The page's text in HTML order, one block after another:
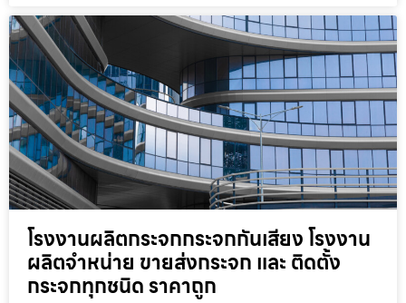
โรงงานผลิตกระจกกระจกกันเสียง โรงงาน
ผลิตจำหน่าย ขายส่งกระจก และ ติดตั้ง
กระจกทุกชนิด ราคาถูก